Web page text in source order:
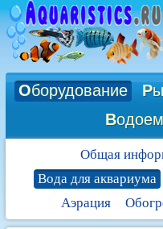
Оборудование Р
В
Общая
Вода для аквариума
Аэрация